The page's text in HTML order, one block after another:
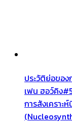
ประวัติย่อขอ
เฟน ฮอว์คิง
การสังเคราะ